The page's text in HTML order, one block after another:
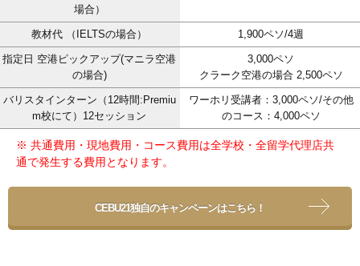
場合）
教材代 （IELTSの場合） 1,900ペソ/4週
指定日 空港ピックアップ(マニラ空港
の場合)
3,000ペソ
クラーク空港の場合 2,500ペソ
バリスタインターン（12時間:Premiu
m校にて）12セッション
ワーホリ受講者：3,000ペソ/その他
のコース：4,000ペソ
※ 共通費用・現地費用・コース費用は全学校・全留学代理店共
通で発生する費用となります。
CEBU21独自のキャンペーンはこちら！